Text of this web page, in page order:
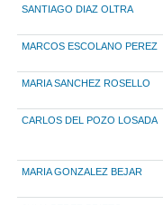
SANTIAGO DIAZ OLTRA
MARCOS ESCOLANO PEREZ
MARIA SANCHEZ ROSELLO
CARLOS DEL POZO LOSADA
MARIA GONZALEZ BEJAR